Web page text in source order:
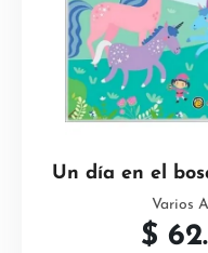
Un día en el
Varios
$